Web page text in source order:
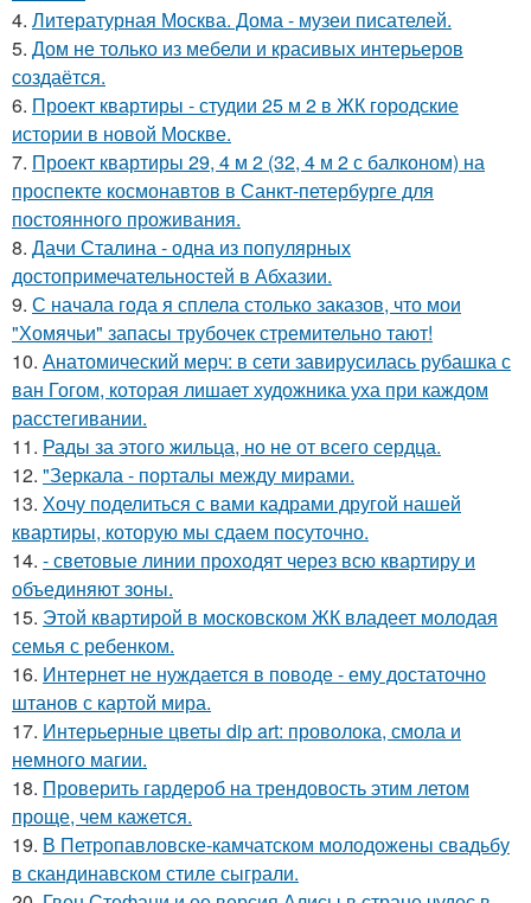
4. Литературная Москва. Дома - музеи писателей.
5. Дом не только из мебели и красивых интерьеров
создаётся.
6. Проект квартиры - студии 25 м 2 в ЖК городские
истории в новой Москве.
7. Проект квартиры 29, 4 м 2 (32, 4 м 2 с балконом) на
проспекте космонавтов в Санкт-петербурге для
постоянного проживания.
8. Дачи Сталина - одна из популярных
достопримечательностей в Абхазии.
9. С начала года я сплела столько заказов, что мои
"Хомячьи" запасы трубочек стремительно тают!
10. Анатомический мерч: в сети завирусилась рубашка с
ван Гогом, которая лишает художника уха при каждом
расстегивании.
11. Рады за этого жильца, но не от всего сердца.
12. "Зеркала - порталы между мирами.
13. Хочу поделиться с вами кадрами другой нашей
квартиры, которую мы сдаем посуточно.
14. - световые линии проходят через всю квартиру и
объединяют зоны.
15. Этой квартирой в московском ЖК владеет молодая
семья с ребенком.
16. Интернет не нуждается в поводе - ему достаточно
штанов с картой мира.
17. Интерьерные цветы dip art: проволока, смола и
немного магии.
18. Проверить гардероб на трендовость этим летом
проще, чем кажется.
19. В Петропавловске-камчатском молодожены свадьбу
в скандинавском стиле сыграли.